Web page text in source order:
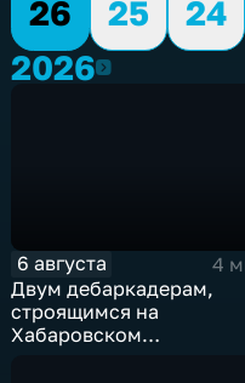
26
25 24
20262026
6 августа
4
Двум дебаркадерам,
строящимся на
Хабаровском